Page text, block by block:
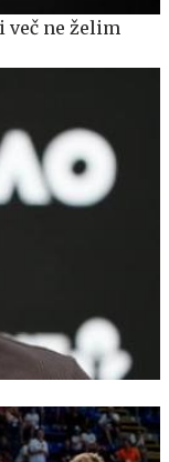
ne želim